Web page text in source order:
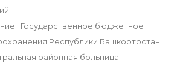
1
Государственное бюджетное
Республики Башкортостан
районная больница